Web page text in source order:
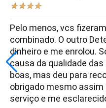
★★★★
Pelo menos, vcs
combinado. O outro
dinheiro e me enrolou.
causa da qualidade
boas, mas deu para
obrigado mesmo
serviço e me